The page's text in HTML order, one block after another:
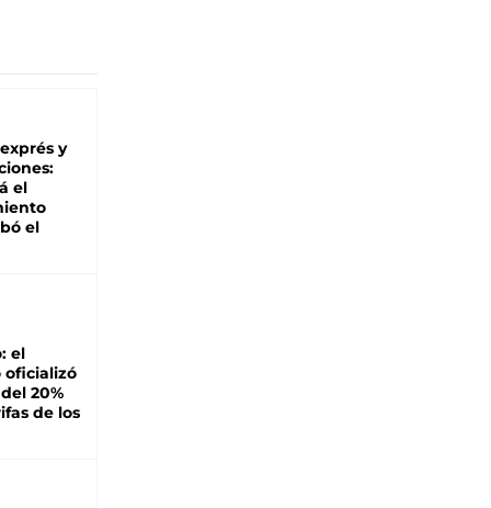
y
el
el
el
oficializó
20%
de los